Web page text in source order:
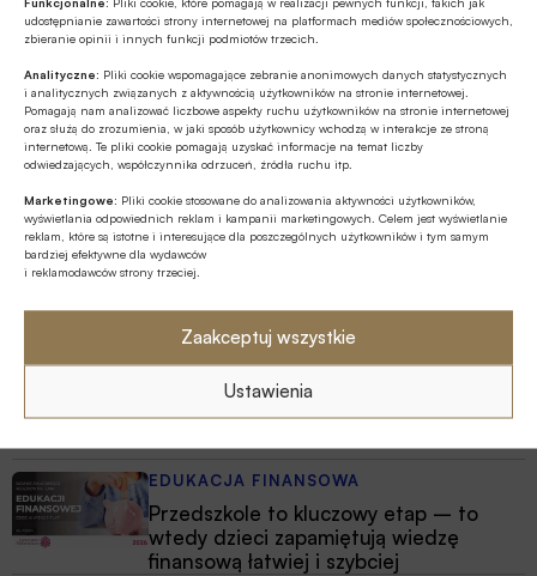
udostępnianie zawartości strony internetowej na platformach mediów społecznościowych,
zbieranie opinii i innych funkcji podmiotów trzecich.
Analityczne: Pliki cookie wspomagające zebranie anonimowych danych statystycznych
i analitycznych związanych z aktywnością użytkowników na stronie internetowej.
Pomagają nam analizować liczbowe aspekty ruchu użytkowników na stronie internetowej
oraz służą do zrozumienia, w jaki sposób użytkownicy wchodzą w interakcje ze stroną
internetową. Te pliki cookie pomagają uzyskać informacje na temat liczby
odwiedzających, współczynnika odrzuceń, źródła ruchu itp.
Marketingowe: Pliki cookie stosowane do analizowania aktywności użytkowników,
wyświetlania odpowiednich reklam i kampanii marketingowych. Celem jest wyświetlanie
reklam, które są istotne i interesujące dla poszczególnych użytkowników i tym samym
bardziej efektywne dla wydawców
i reklamodawców strony trzeciej.
Zaakceptuj wszystkie
Ustawienia
Na czym polega faza Discovery?
Najnowsze
EDUKACJA FINANSOWA
Przedszkole to kluczowy etap – to
wtedy dzieci zapamiętują wiedzę
finansową łatwiej i szybciej